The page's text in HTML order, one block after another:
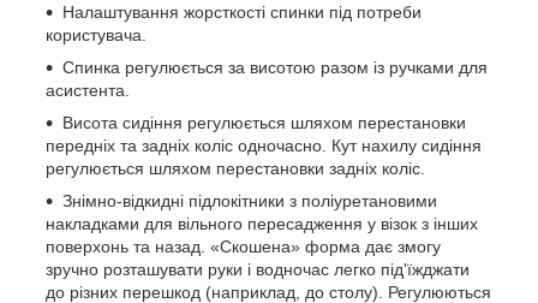
Налаштування жорсткості спинки під потреби
користувача.
Спинка регулюється за висотою разом із ручками для
асистента.
Висота сидіння регулюється шляхом перестановки
передніх та задніх коліс одночасно. Кут нахилу сидіння
регулюється шляхом перестановки задніх коліс.
Знімно-відкидні підлокітники з поліуретановими
накладками для вільного пересадження у візок з інших
поверхонь та назад. «Скошена» форма дає змогу
зручно розташувати руки і водночас легко під'їжджати
до різних перешкод (наприклад, до столу). Регулюються